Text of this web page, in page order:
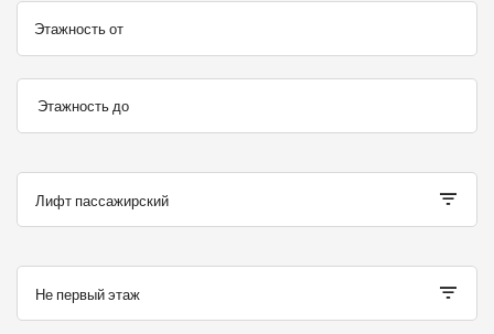
Этажность от
Этажность до
Лифт пассажирский
Не первый этаж